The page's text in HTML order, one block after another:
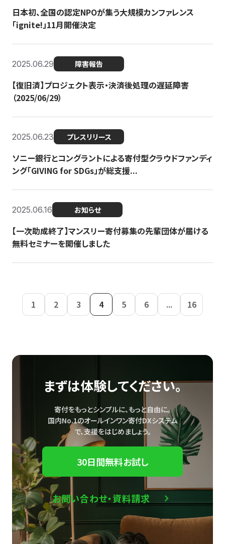
日本初、全国の認定NPOが集う大規模カンファレンス
「ignite!」11月開催決定
2025.06.29 障害報告
【復旧済】プロジェクト表示・決済後処理の遅延障害
（2025/06/29）
2025.06.23 プレスリリース
ソニー銀行とコングラントによる寄付型クラウドファンディ
ング「GIVING for SDGs」が総支援...
2025.06.16 お知らせ
【一次助成終了】マンスリー寄付募集の先輩団体が届ける
無料セミナーを開催しました
1 2 3 4 5 6 ... 16
まずは体験してください。
寄付をもっとシンプルに、もっと自由に。
国内No.1のオールインワン寄付DXシステム
で、支援をはじめましょう。
30日間無料お試し
お問い合わせ・資料請求